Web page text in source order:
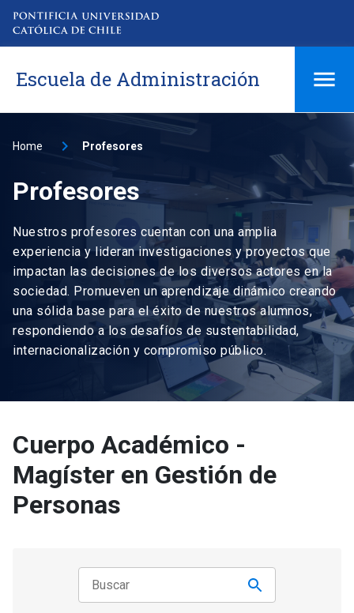
Escuela de Administración
Home Profesores
Profesores
Nuestros profesores cuentan con una amplia
experiencia y lideran investigaciones y proyectos que
impactan las decisiones de los diversos actores en la
sociedad. Promueven un aprendizaje dinámico creando
una sólida base para el éxito de nuestros alumnos,
respondiendo a los desafíos de sustentabilidad,
internacionalización y compromiso público.
Cuerpo Académico -
Magíster en Gestión de
Personas